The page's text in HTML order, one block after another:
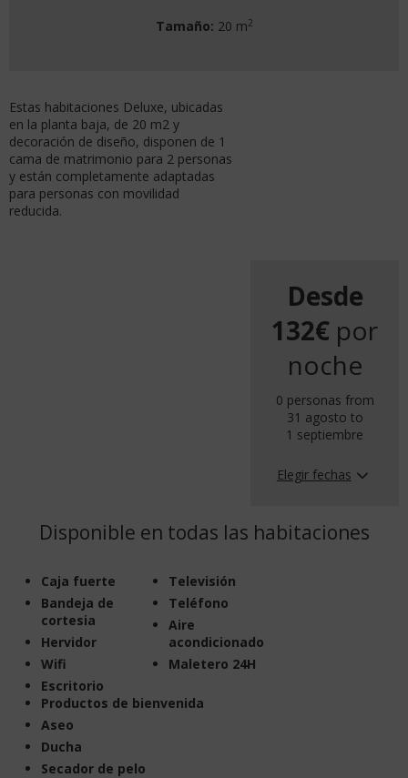
Tamaño: 20 m2
Estas habitaciones Deluxe, ubicadas
en la planta baja, de 20 m2 y
decoración de diseño, disponen de 1
cama de matrimonio para 2 personas
y están completamente adaptadas
para personas con movilidad
reducida.
Desde
132€ por
noche
0 personas from
31 agosto to
1 septiembre
Elegir fechas
Disponible en todas las habitaciones
Caja fuerte
Bandeja de
cortesia
Hervidor
Wifi
Escritorio
Televisión
Teléfono
Aire
acondicionado
Maletero 24H
Productos de bienvenida
Aseo
Ducha
Secador de pelo